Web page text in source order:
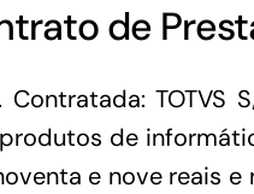
de
Contratada:
de
e nove reais